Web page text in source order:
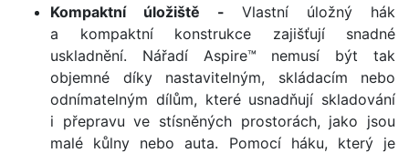
Kompaktní úložiště - Vlastní úložný hák
a kompaktní konstrukce zajišťují snadné
uskladnění. Nářadí Aspire™ nemusí být tak
objemné díky nastavitelným, skládacím nebo
odnímatelným dílům, které usnadňují skladování
i přepravu ve stísněných prostorách, jako jsou
malé kůlny nebo auta. Pomocí háku, který je